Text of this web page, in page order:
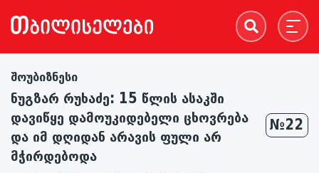
შოუბიზნესი
ნუგზარ რუხაძე: 15 წლის ასაკში
დავიწყე დამოუკიდებელი ცხოვრება
და იმ დღიდან არავის ფული არ
მჭირდებოდა
№22